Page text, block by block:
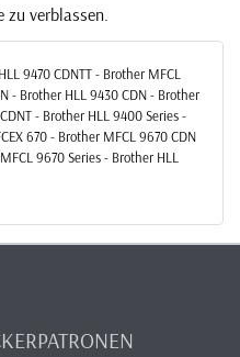
zu verblassen.
9470 CDNTT - Brother MFCL
- Brother HLL 9430 CDN - Brother
- Brother HLL 9400 Series -
670 - Brother MFCL 9670 CDN
9670 Series - Brother HLL